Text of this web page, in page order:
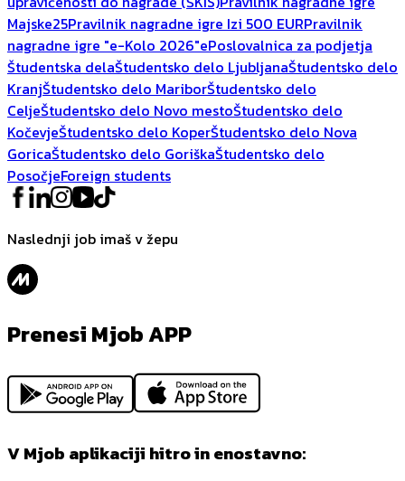
Majske25Pravilnik nagradne igre Izi 500 EURPravilnik
nagradne igre "e-Kolo 2026"ePoslovalnica za podjetja
Študentska delaŠtudentsko delo LjubljanaŠtudentsko delo
KranjŠtudentsko delo MariborŠtudentsko delo
CeljeŠtudentsko delo Novo mestoŠtudentsko delo
KočevjeŠtudentsko delo KoperŠtudentsko delo Nova
GoricaŠtudentsko delo GoriškaŠtudentsko delo
PosočjeForeign students
Naslednji job imaš v žepu
Prenesi Mjob APP
V Mjob aplikaciji hitro in enostavno: